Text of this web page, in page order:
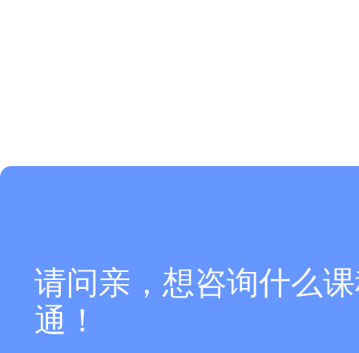
请问亲，想咨询什么
通！